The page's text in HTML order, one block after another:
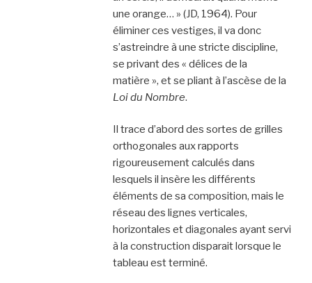
une orange… » (JD, 1964). Pour
éliminer ces vestiges, il va donc
s’astreindre à une stricte discipline,
se privant des « délices de la
matière », et se pliant à l’ascèse de la
Loi du Nombre.
Il trace d’abord des sortes de grilles
orthogonales aux rapports
rigoureusement calculés dans
lesquels il insère les différents
éléments de sa composition, mais le
réseau des lignes verticales,
horizontales et diagonales ayant servi
à la construction disparait lorsque le
tableau est terminé.